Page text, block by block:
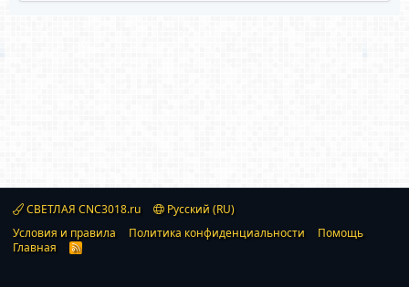
СВЕТЛАЯ CNC3018.ru
Русский (RU)
Условия и правила
Политика конфиденциальности
Помощь
Главная
R
S